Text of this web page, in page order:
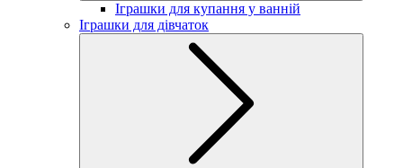
Іграшки для купання у ванній
Іграшки для дівчаток